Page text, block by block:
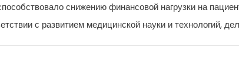
снижению финансовой нагрузки на
с развитием медицинской науки и технологий,